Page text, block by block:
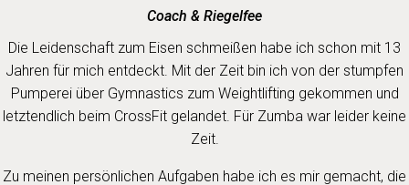
Coach & Riegelfee
Die Leidenschaft zum Eisen schmeißen habe ich schon mit 13
Jahren für mich entdeckt. Mit der Zeit bin ich von der stumpfen
Pumperei über Gymnastics zum Weightlifting gekommen und
letztendlich beim CrossFit gelandet. Für Zumba war leider keine
Zeit.
Zu meinen persönlichen Aufgaben habe ich es mir gemacht, die